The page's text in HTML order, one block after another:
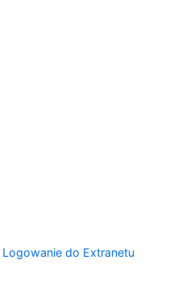
Logowanie do Extranetu